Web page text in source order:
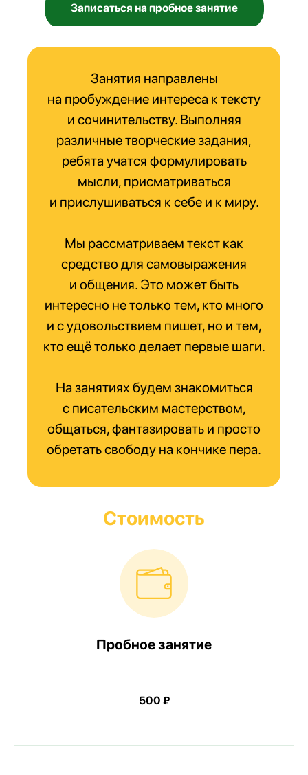
Записаться на пробное занятие
Занятия направлены
на пробуждение интереса к тексту
и сочинительству. Выполняя
различные творческие задания,
ребята учатся формулировать
мысли, присматриваться
и прислушиваться к себе и к миру.
Мы рассматриваем текст как
средство для самовыражения
и общения. Это может быть
интересно не только тем, кто много
и с удовольствием пишет, но и тем,
кто ещё только делает первые шаги.
На занятиях будем знакомиться
с писательским мастерством,
общаться, фантазировать и просто
обретать свободу на кончике пера.
Стоимость
Пробное занятие
500 ₽